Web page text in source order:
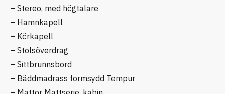
– Stereo, med högtalare
– Hamnkapell
– Körkapell
– Stolsöverdrag
– Sittbrunnsbord
– Bäddmadrass formsydd Tempur